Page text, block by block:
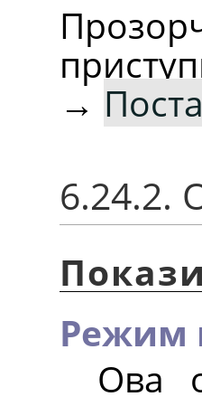
→
6.24.2.
Режим
Ова